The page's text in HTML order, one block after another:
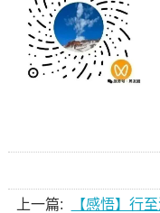
上一篇:
【感悟】行